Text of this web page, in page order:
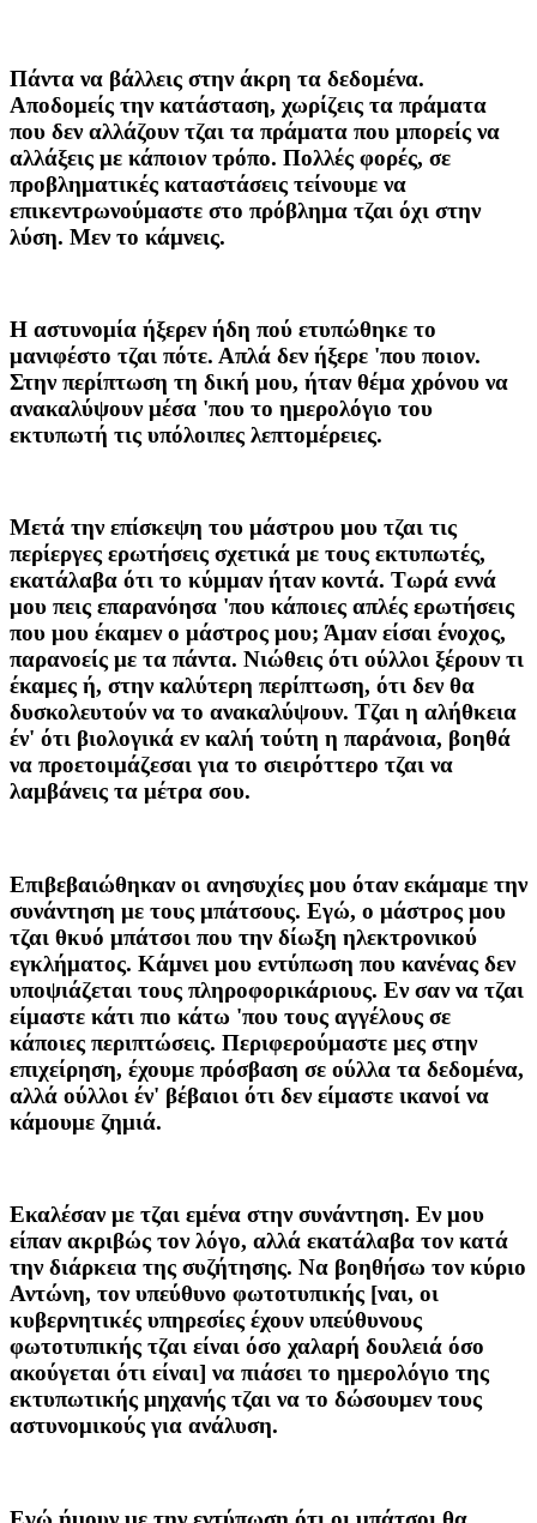
Πάντα να βάλλεις στην άκρη τα δεδομένα.
Αποδομείς την κατάσταση, χωρίζεις τα πράματα
που δεν αλλάζουν τζαι τα πράματα που μπορείς να
αλλάξεις με κάποιον τρόπο. Πολλές φορές, σε
προβληματικές καταστάσεις τείνουμε να
επικεντρωνούμαστε στο πρόβλημα τζαι όχι στην
λύση. Μεν το κάμνεις.
Η αστυνομία ήξερεν ήδη πού ετυπώθηκε το
μανιφέστο τζαι πότε. Απλά δεν ήξερε 'που ποιον.
Στην περίπτωση τη δική μου, ήταν θέμα χρόνου να
ανακαλύψουν μέσα 'που το ημερολόγιο του
εκτυπωτή τις υπόλοιπες λεπτομέρειες.
Μετά την επίσκεψη του μάστρου μου τζαι τις
περίεργες ερωτήσεις σχετικά με τους εκτυπωτές,
εκατάλαβα ότι το κύμμαν ήταν κοντά. Τωρά εννά
μου πεις επαρανόησα 'που κάποιες απλές ερωτήσεις
που μου έκαμεν ο μάστρος μου; Άμαν είσαι ένοχος,
παρανοείς με τα πάντα. Νιώθεις ότι ούλλοι ξέρουν τι
έκαμες ή, στην καλύτερη περίπτωση, ότι δεν θα
δυσκολευτούν να το ανακαλύψουν. Τζαι η αλήθκεια
έν' ότι βιολογικά εν καλή τούτη η παράνοια, βοηθά
να προετοιμάζεσαι για το σιειρόττερο τζαι να
λαμβάνεις τα μέτρα σου.
Επιβεβαιώθηκαν οι ανησυχίες μου όταν εκάμαμε την
συνάντηση με τους μπάτσους. Εγώ, ο μάστρος μου
τζαι θκυό μπάτσοι που την δίωξη ηλεκτρονικού
εγκλήματος. Κάμνει μου εντύπωση που κανένας δεν
υποψιάζεται τους πληροφορικάριους. Εν σαν να τζαι
είμαστε κάτι πιο κάτω 'που τους αγγέλους σε
κάποιες περιπτώσεις. Περιφερούμαστε μες στην
επιχείρηση, έχουμε πρόσβαση σε ούλλα τα δεδομένα,
αλλά ούλλοι έν' βέβαιοι ότι δεν είμαστε ικανοί να
κάμουμε ζημιά.
Εκαλέσαν με τζαι εμένα στην συνάντηση. Εν μου
είπαν ακριβώς τον λόγο, αλλά εκατάλαβα τον κατά
την διάρκεια της συζήτησης. Να βοηθήσω τον κύριο
Αντώνη, τον υπεύθυνο φωτοτυπικής [ναι, οι
κυβερνητικές υπηρεσίες έχουν υπεύθυνους
φωτοτυπικής τζαι είναι όσο χαλαρή δουλειά όσο
ακούγεται ότι είναι] να πιάσει το ημερολόγιο της
εκτυπωτικής μηχανής τζαι να το δώσουμεν τους
αστυνομικούς για ανάλυση.